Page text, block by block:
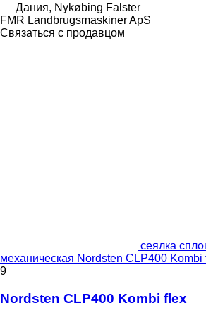
Дания, Nykøbing Falster
FMR Landbrugsmaskiner ApS
Связаться с продавцом
сеялка
механическая Nordsten CLP400 Kombi
9
Nordsten CLP400 Kombi flex